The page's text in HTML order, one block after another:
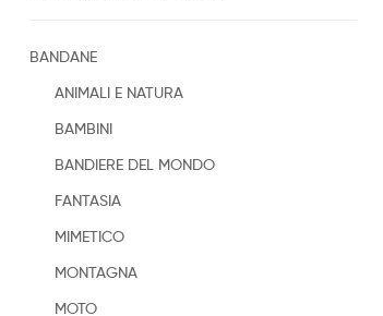
BANDANE
ANIMALI E NATURA
BAMBINI
BANDIERE DEL MONDO
FANTASIA
MIMETICO
MONTAGNA
MOTO